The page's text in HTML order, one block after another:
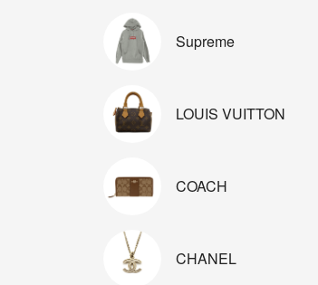
Supreme
LOUIS VUITTON
COACH
CHANEL